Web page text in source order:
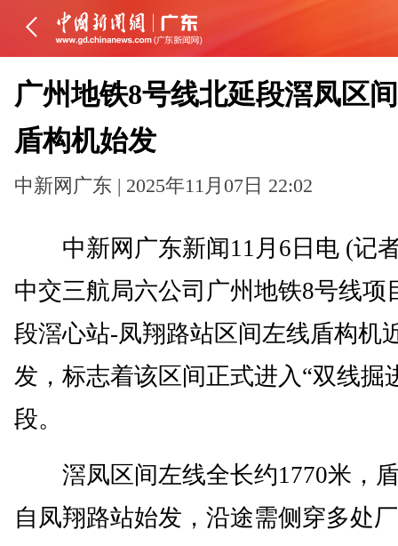
广州地铁8号线北延段滘凤区
盾构机始发
中新网广东 | 2025年11月07日 22:02
中新网广东新闻11月6日电 (记
中交三航局六公司广州地铁8号线项
段滘心站-凤翔路站区间左线盾构机
发，标志着该区间正式进入“双线掘
段。
滘凤区间左线全长约1770米，
自凤翔路站始发，沿途需侧穿多处